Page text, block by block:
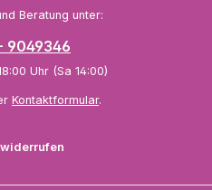
Beratung unter:
9049346
Uhr (Sa 14:00)
Kontaktformular.